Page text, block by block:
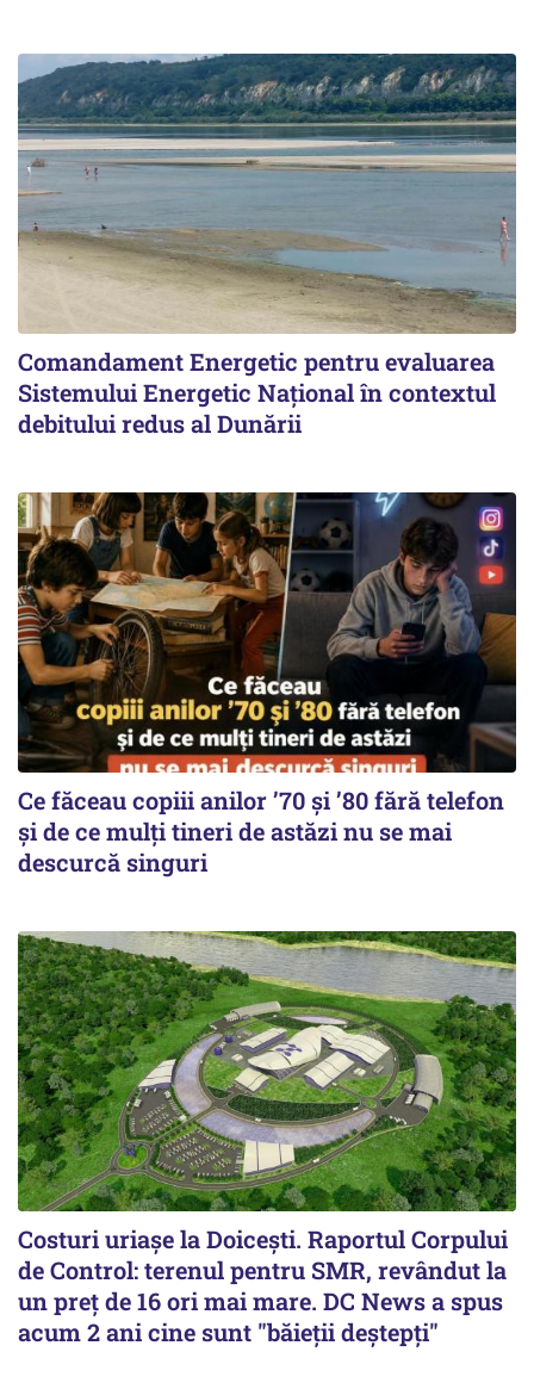
Comandament Energetic pentru evaluarea
Sistemului Energetic Naţional în contextul
debitului redus al Dunării
Ce făceau copiii anilor ’70 și ’80 fără telefon
și de ce mulți tineri de astăzi nu se mai
descurcă singuri
Costuri uriaşe la Doiceşti. Raportul Corpului
de Control: terenul pentru SMR, revândut la
un preţ de 16 ori mai mare. DC News a spus
acum 2 ani cine sunt "băieţii deştepţi"